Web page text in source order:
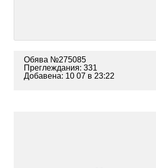
Обява №275085
Преглеждания: 331
Добавена: 10 07 в 23:22